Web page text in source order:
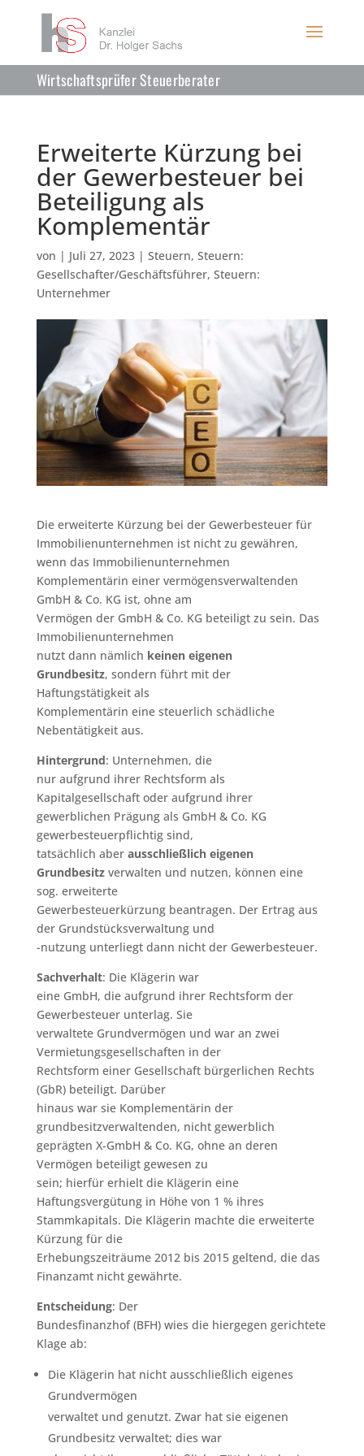
Wirtschaftsprüfer Steuerberater
Erweiterte Kürzung bei
der Gewerbesteuer bei
Beteiligung als
Komplementär
von | Juli 27, 2023| Steuern, Steuern:
Gesellschafter/Geschäftsführer, Steuern:
Unternehmer
Die erweiterte Kürzung bei der Gewerbesteuer für
Immobilienunternehmen ist nicht zu gewähren,
wenn das Immobilienunternehmen
Komplementärin einer vermögensverwaltenden
GmbH & Co. KG ist, ohne am
Vermögen der GmbH & Co. KG beteiligt zu sein. Das
Immobilienunternehmen
nutzt dann nämlich keinen eigenen
Grundbesitz, sondern führt mit der
Haftungstätigkeit als
Komplementärin eine steuerlich schädliche
Nebentätigkeit aus.
Hintergrund: Unternehmen, die
nur aufgrund ihrer Rechtsform als
Kapitalgesellschaft oder aufgrund ihrer
gewerblichen Prägung als GmbH & Co. KG
gewerbesteuerpflichtig sind,
tatsächlich aber ausschließlich eigenen
Grundbesitzverwalten und nutzen, können eine
sog. erweiterte
Gewerbesteuerkürzung beantragen. Der Ertrag aus
der Grundstücksverwaltung und
-nutzung unterliegt dann nicht der Gewerbesteuer.
Sachverhalt: Die Klägerin war
eine GmbH, die aufgrund ihrer Rechtsform der
Gewerbesteuer unterlag. Sie
verwaltete Grundvermögen und war an zwei
Vermietungsgesellschaften in der
Rechtsform einer Gesellschaft bürgerlichen Rechts
(GbR) beteiligt. Darüber
hinaus war sie Komplementärin der
grundbesitzverwaltenden, nicht gewerblich
geprägten X-GmbH & Co. KG, ohne an deren
Vermögen beteiligt gewesen zu
sein; hierfür erhielt die Klägerin eine
Haftungsvergütung in Höhe von 1 % ihres
Stammkapitals. Die Klägerin machte die erweiterte
Kürzung für die
Erhebungszeiträume 2012 bis 2015 geltend, die das
Finanzamt nicht gewährte.
Entscheidung: Der
Bundesfinanzhof (BFH) wies die hiergegen gerichtete
Klage ab:
Die Klägerin hat nicht ausschließlich eigenes
Grundvermögen
verwaltet und genutzt. Zwar hat sie eigenen
Grundbesitz verwaltet; dies war